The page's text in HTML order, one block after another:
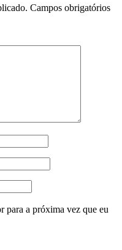
Campos obrigatórios
para a próxima vez que eu